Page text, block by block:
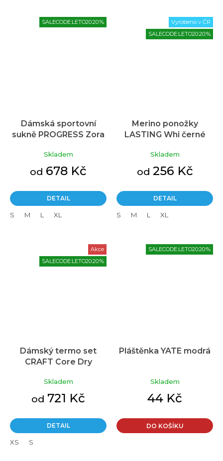
SALECODE:LETO20:20:%
Dámská sportovní
sukně PROGRESS Zora
Skladem
od 678 Kč
DETAIL
S M L XL
Vyrobeno v ČR
SALECODE:LETO20:20:%
Merino ponožky
LASTING Whi černé
Průměrné
produktu
je
3,0
5
hvězdiček.
Skladem
od 256 Kč
DETAIL
S M L XL
Akce
SALECODE:LETO20:20:%
Dámský termo set
CRAFT Core Dry
Skladem
od 721 Kč
DETAIL
XS S
SALECODE:LETO20:20:%
Pláštěnka YATE modrá
Skladem
44 Kč
DO KOŠÍKU